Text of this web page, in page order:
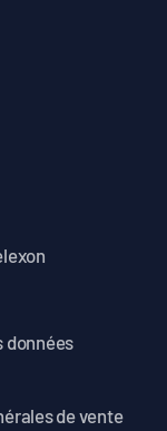
données
de vente